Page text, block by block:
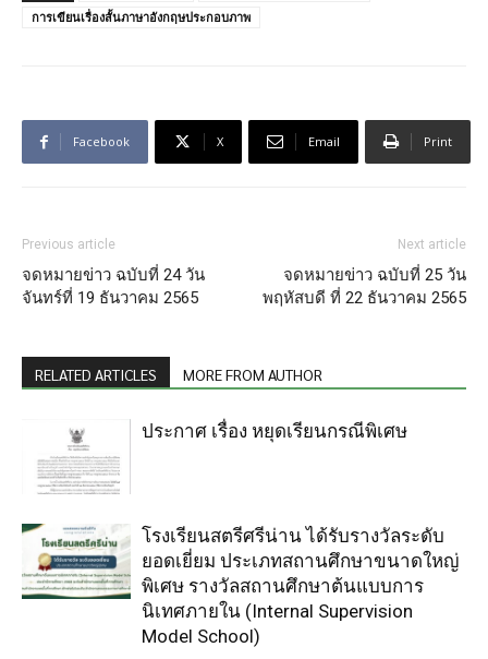
การเขียนเรื่องสั้นภาษาอังกฤษประกอบภาพ
Facebook X Email Print
Previous article
จดหมายข่าว ฉบับที่ 24 วัน
จันทร์ที่ 19 ธันวาคม 2565
Next article
จดหมายข่าว ฉบับที่ 25 วัน
พฤหัสบดี ที่ 22 ธันวาคม 2565
RELATED ARTICLES MORE FROM AUTHOR
ประกาศ เรื่อง หยุดเรียนกรณีพิเศษ
โรงเรียนสตรีศรีน่าน ได้รับรางวัลระดับ
ยอดเยี่ยม ประเภทสถานศึกษาขนาดใหญ่
พิเศษ รางวัลสถานศึกษาต้นแบบการ
นิเทศภายใน (Internal Supervision
Model School)